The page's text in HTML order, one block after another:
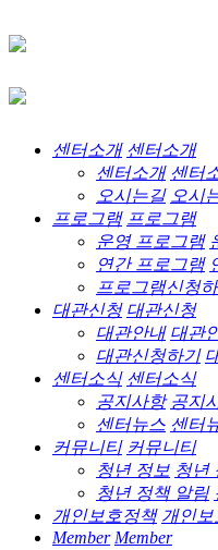
센터소개 센터소개
센터소개 센터
오시는길 오시
프로그램 프로그램
운영 프로그램
연간 프로그램
프로그램신청
대관신청 대관신청
대관안내 대관
대관신청하기
센터소식 센터소식
공지사항 공지
센터뉴스 센터
커뮤니티 커뮤니티
청년 정보 청년
청년 정책 알림
개인보호정책 개인
Member Member